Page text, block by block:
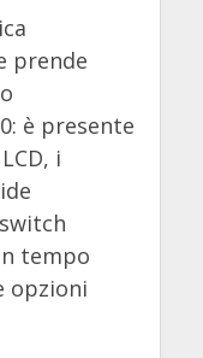
prende
è presente
i
tempo
opzioni